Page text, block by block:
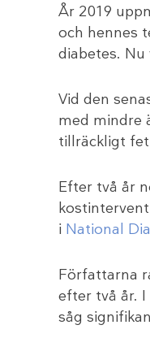
År 2019
och hennes
diabetes.
Vid den
med mindre
tillräckligt
Efter två år
i National
Författarna
efter två år.
såg